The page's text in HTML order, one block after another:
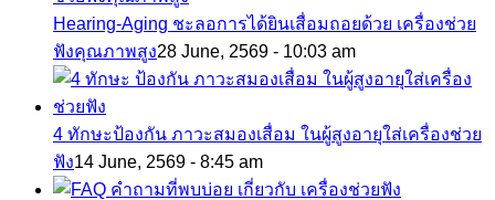
Hearing-Aging ชะลอการได้ยินเสื่อมถอยด้วย เครื่องช่วย
ฟังคุณภาพสูง28 June, 2569 - 10:03 am
4 ทักษะป้องกัน ภาวะสมองเสื่อม ในผู้สูงอายุใส่เครื่องช่วย
ฟัง14 June, 2569 - 8:45 am